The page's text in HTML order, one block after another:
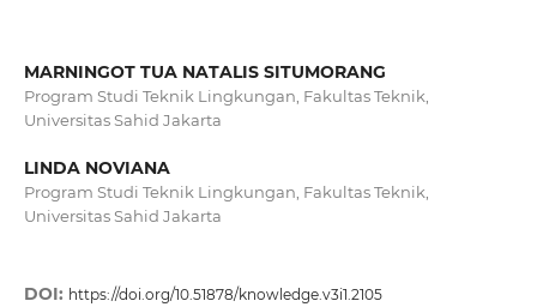
MARNINGOT TUA NATALIS SITUMORANG
Program Studi Teknik Lingkungan, Fakultas Teknik,
Universitas Sahid Jakarta
LINDA NOVIANA
Program Studi Teknik Lingkungan, Fakultas Teknik,
Universitas Sahid Jakarta
DOI: https://doi.org/10.51878/knowledge.v3i1.2105